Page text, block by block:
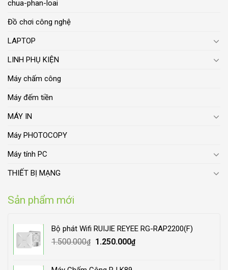
chua-phan-loai
Đồ chơi công nghệ
LAPTOP
LINH PHỤ KIỆN
Máy chấm công
Máy đếm tiền
MÁY IN
Máy PHOTOCOPY
Máy tính PC
THIẾT BỊ MẠNG
Sản phẩm mới
Bộ phát Wifi RUIJIE REYEE RG-RAP2200(F)
1.500.000₫
Original
1.250.000₫Current